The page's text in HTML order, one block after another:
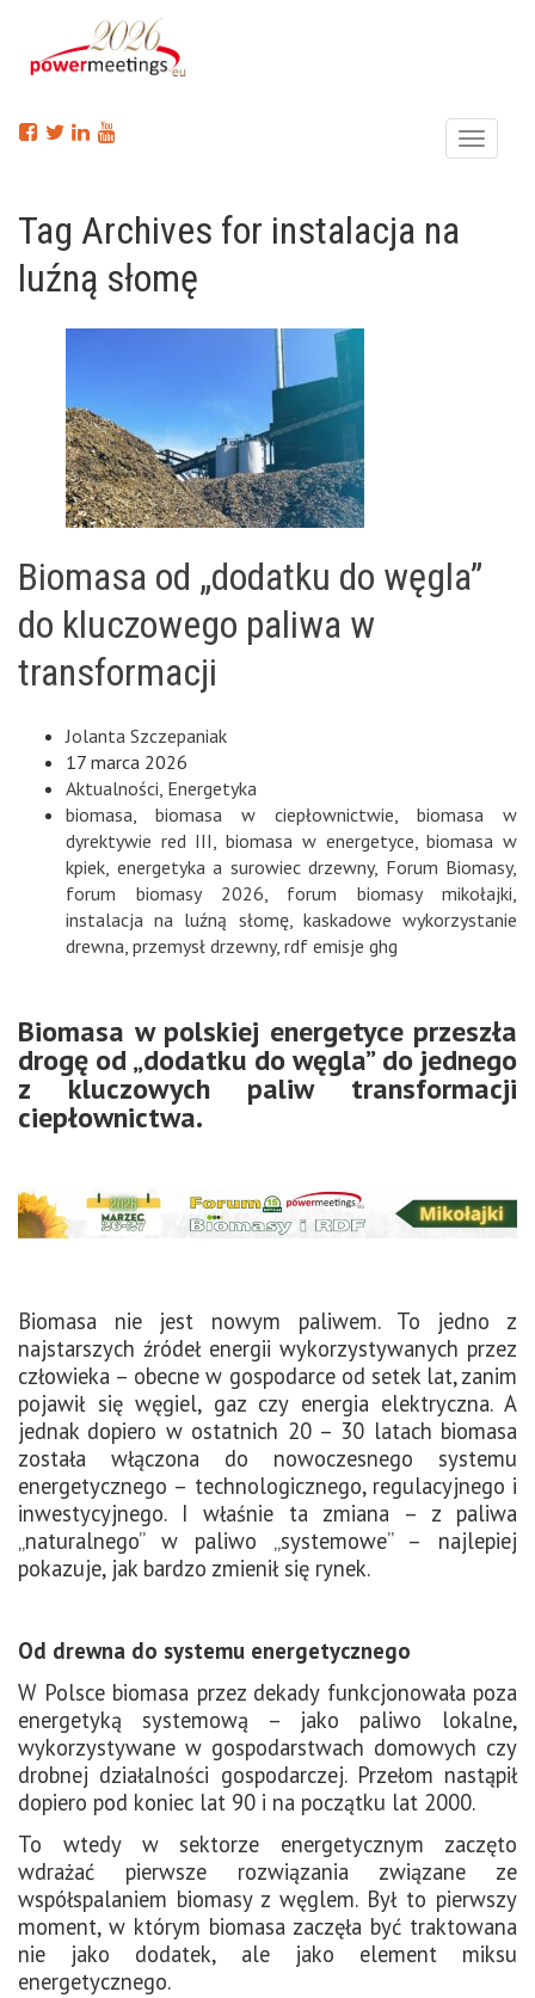
Menu
Tag Archives for instalacja na
luźną słomę
Biomasa od „dodatku do węgla”
do kluczowego paliwa w
transformacji
Jolanta Szczepaniak
17 marca 2026
Aktualności Energetyka
biomasa
biomasa w ciepłownictwie
biomasa w
dyrektywie red III
,biomasa w energetyce ,biomasa w
kpiek energetyka a surowiec drzewny, Forum Biomasy,
forum biomasy 2026
forum biomasy mikołajki
instalacja na luźną słomę, kaskadowe wykorzystanie
drewna przemysł drzewny, rdf emisje ghg
Biomasa w polskiej energetyce przeszła
drogę od „dodatku do węgla” do jednego
z kluczowych paliw transformacji
ciepłownictwa.
Biomasa nie jest nowym paliwem. To jedno z
najstarszych źródeł energii wykorzystywanych przez
człowieka – obecne w gospodarce od setek lat, zanim
pojawił się węgiel, gaz czy energia elektryczna. A
jednak dopiero w ostatnich 20 – 30 latach biomasa
została włączona do nowoczesnego systemu
energetycznego – technologicznego, regulacyjnego i
inwestycyjnego. I właśnie ta zmiana – z paliwa
„naturalnego” w paliwo „systemowe” – najlepiej
pokazuje, jak bardzo zmienił się rynek.
Od drewna do systemu energetycznego
W Polsce biomasa przez dekady funkcjonowała poza
energetyką systemową – jako paliwo lokalne,
wykorzystywane w gospodarstwach domowych czy
drobnej działalności gospodarczej. Przełom nastąpił
dopiero pod koniec lat 90 i na początku lat 2000.
To wtedy w sektorze energetycznym zaczęto
wdrażać pierwsze rozwiązania związane ze
współspalaniem biomasy z węglem. Był to pierwszy
moment, w którym biomasa zaczęła być traktowana
nie jako dodatek, ale jako element miksu
energetycznego.